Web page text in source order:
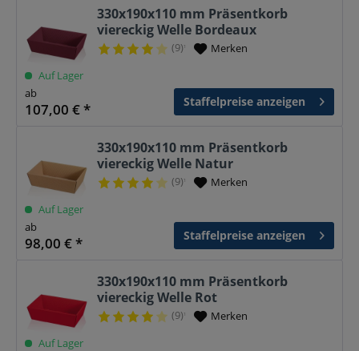
330x190x110 mm Präsentkorb
viereckig Welle Bordeaux
(9)¹ Merken
Auf Lager
ab
107,00 € * Staffelpreise anzeigen
330x190x110 mm Präsentkorb
viereckig Welle Natur
(9)¹ Merken
Auf Lager
ab
98,00 € * Staffelpreise anzeigen
330x190x110 mm Präsentkorb
viereckig Welle Rot
(9)¹ Merken
Auf Lager